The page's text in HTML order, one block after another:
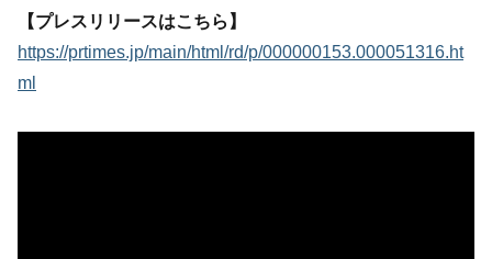
【プレスリリースはこちら】
https://prtimes.jp/main/html/rd/p/000000153.000051316.ht
ml